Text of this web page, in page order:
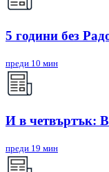
5 години без
преди 10 мин
И в четвъртък:
преди 19 мин